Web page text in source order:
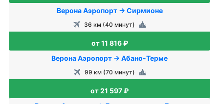
Верона Аэропорт → Сирмионе
36 км (40 минут)
от 11 816 ₽
Верона Аэропорт → Абано-Терме
99 км (70 минут)
от 21 597 ₽